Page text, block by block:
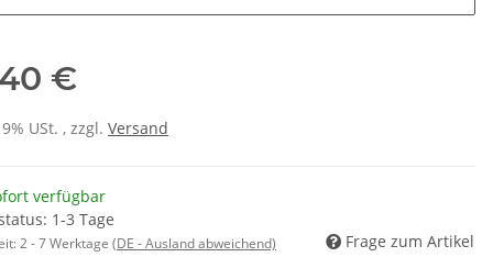
€
USt. , zzgl. Versand
verfügbar
1-3 Tage
2 - 7 Werktage (DE - Ausland abweichend) Frage zum Artikel